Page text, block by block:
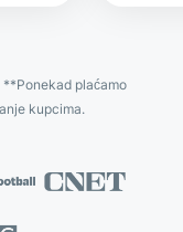
plaćamo
kupcima.